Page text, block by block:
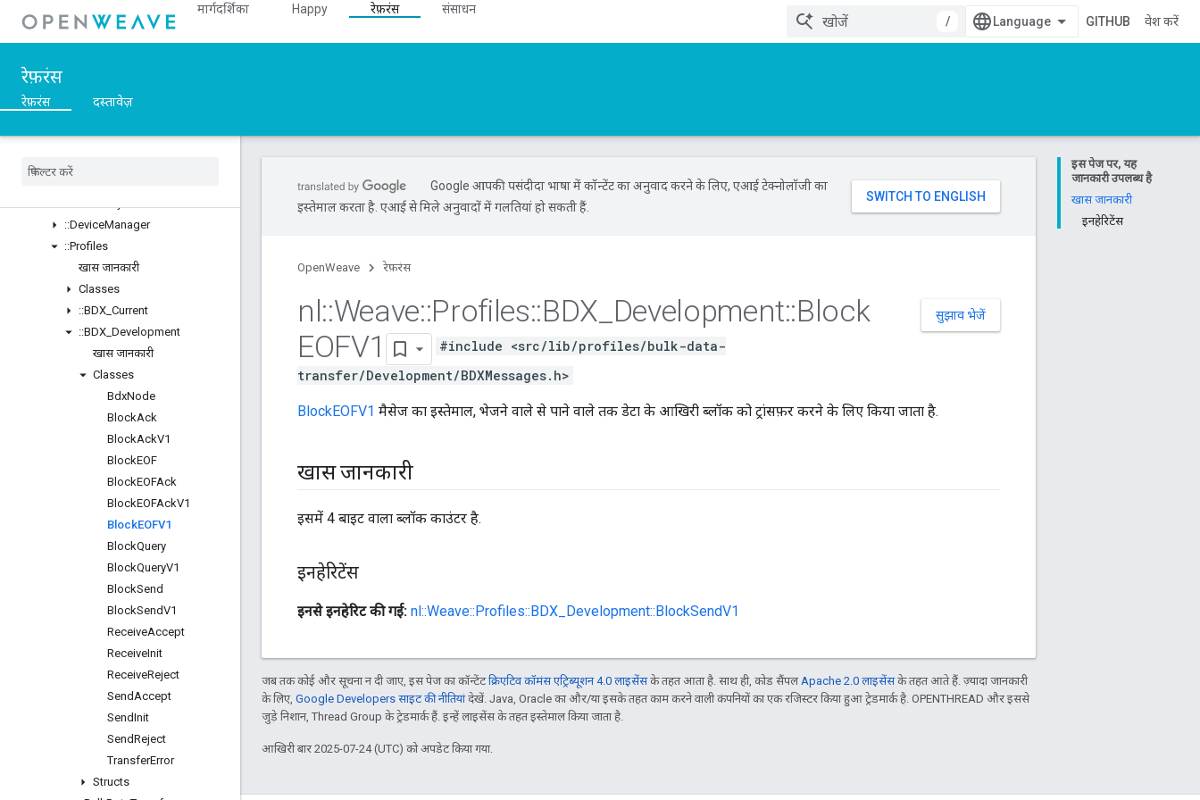
मार्गदर्शिका Happy रेफ़रंस
संसाधन
/
GITHUB प्रवेश करें
रेफ़रंस
रेफ़रंस दस्तावेज़
::Inet
Classes
Unions
::DeviceManager
::Profiles
खास जानकारी
Classes
::BDX Current
::BDX Development
खास जानकारी
Classes
BdxNode
BlockAck
BlockAckV1
BlockEOF
BlockEOFAck
BlockEOFAckV1
BlockEOFV1
BlockQuery
BlockQueryV1
BlockSend
BlockSendV1
ReceiveAccept
ReceiveInit
ReceiveReject
SendAccept
SendInit
SendReject
TransferError
Structs
इस पेज पर, यह
जानकारी उपलब्ध है
खास जानकारी
इनहेरिटेंस
Google आपकी पसंदीदा भाषा में कॉन्टेंट का अनुवाद करने के लिए, एआई टेक्नोलॉजी का
इस्तेमाल करता है. एआई से मिले अनुवादों में गलतियां हो सकती हैं.
OpenWeave रेफ़रंस
सुझाव भेजें
nl::Weave::Profiles::BDX Development::Block
EOFV1
#include <src/lib/profiles/bulk-data-
transfer/Development/BDXMessages.h>
BlockEOFV1 मैसेज का इस्तेमाल, भेजने वाले से पाने वाले तक डेटा के आखिरी ब्लॉक को ट्रांसफ़र करने के लिए किया जाता है.
खास जानकारी
इसमें 4 बाइट वाला ब्लॉक काउंटर है.
इनहेरिटेंस
इनसे इनहेरिट की गई: nl::Weave::Profiles::BDX_Development::BlockSendV1
जब तक कोई और सूचना न दी जाए, इस पेज का कॉन्टेंटक्रिएटिव कॉमंस एट्रिब्यूशन 4.0 लाइसेंसके तहत आता है. साथ ही, कोड सैंपलApache 2.0 लाइसेंसके तहत आते हैं. ज़्यादा जानकारी
के लिए, Google Developers साइट की नीतियांदेखें. Java, Oracle का और/या इसके तहत काम करने वाली कंपनियों का एक रजिस्टर किया हुआ ट्रेडमार्क है. OPENTHREAD और इससे
जुड़े निशान, Thread Group के ट्रेडमार्क हैं. इन्हें लाइसेंस के तहत इस्तेमाल किया जाता है.
आखिरी बार 2025-07-24 (UTC) को अपडेट किया गया.